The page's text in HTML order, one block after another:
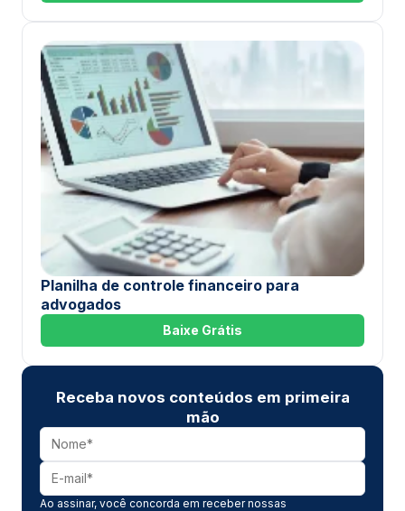
Planilha de controle financeiro para
advogados
Baixe Grátis
Receba novos conteúdos em primeira
mão
Ao assinar, você concorda em receber nossas